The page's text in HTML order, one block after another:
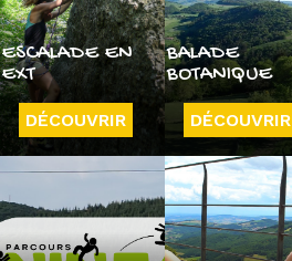
ESCALADE EN
EXT
DÉCOUVRIR
BALADE
BOTANIQUE
DÉCOUVRIR